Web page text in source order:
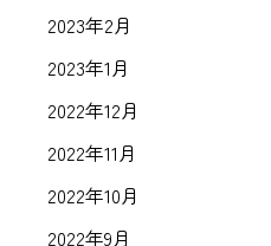
2023年2月
2023年1月
2022年12月
2022年11月
2022年10月
2022年9月